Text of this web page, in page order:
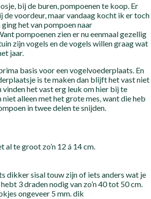
bij de buren, pompoenen te koop. Er
de voordeur, maar vandaag kocht ik er toch
ging het van pompoen naar
pompoenen zien er nu eenmaal gezellig
zijn vogels en de vogels willen graag wat
jaar.
basis voor een vogelvoederplaats. En
is te maken dan blijft het vast niet
vinden het vast erg leuk om hier bij te
niet alleen met het grote mes, want die heb
in twee delen te snijden.
al te groot zo’n 12 á 14 cm.
dikker sisal touw zijn of iets anders wat je
3 draden nodig van zo’n 40 tot 50 cm.
ongeveer 5 mm. dik